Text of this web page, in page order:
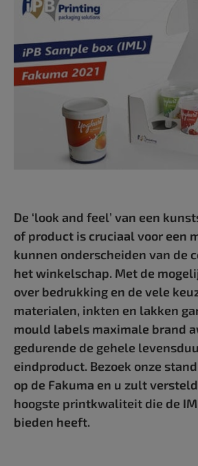
De ‘look and feel’ van een
of product is cruciaal voor een
kunnen onderscheiden van de
het winkelschap. Met de
over bedrukking en de vele
materialen, inkten en lakken
mould labels maximale brand
gedurende de gehele
eindproduct. Bezoek onze
op de Fakuma en u zult
hoogste printkwaliteit die de
bieden heeft.